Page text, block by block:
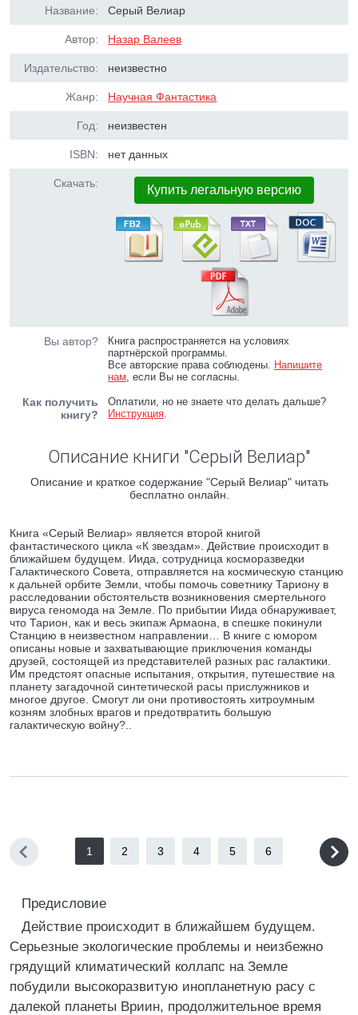
Название: Серый Велиар
Автор: Назар Валеев
Издательство: неизвестно
Жанр: Научная Фантастика
Год: неизвестен
ISBN: нет данных
Скачать: Купить легальную версию
Вы автор?
Книга распространяется на условиях
партнёрской программы.
Все авторские права соблюдены. Напишите
нам, если Вы не согласны.
Как получить
книгу?
Оплатили, но не знаете что делать дальше?
Инструкция.
Описание книги "Серый Велиар"
Описание и краткое содержание "Серый Велиар" читать
бесплатно онлайн.
Книга «Серый Велиар» является второй книгой
фантастического цикла «К звездам». Действие происходит в
ближайшем будущем. Иида, сотрудница косморазведки
Галактического Совета, отправляется на космическую станцию
к дальней орбите Земли, чтобы помочь советнику Тариону в
расследовании обстоятельств возникновения смертельного
вируса геномода на Земле. По прибытии Иида обнаруживает,
что Тарион, как и весь экипаж Армаона, в спешке покинули
Станцию в неизвестном направлении… В книге с юмором
описаны новые и захватывающие приключения команды
друзей, состоящей из представителей разных рас галактики.
Им предстоят опасные испытания, открытия, путешествие на
планету загадочной синтетической расы прислужников и
многое другое. Смогут ли они противостоять хитроумным
козням злобных врагов и предотвратить большую
галактическую войну?..
1 2 3 4 5 6
Предисловие
Действие происходит в ближайшем будущем.
Серьезные экологические проблемы и неизбежно
грядущий климатический коллапс на Земле
побудили высокоразвитую инопланетную расу с
далекой планеты Вриин, продолжительное время